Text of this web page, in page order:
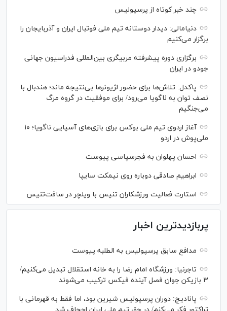
چند خبر کوتاه از پرسپولیس
دنیامالی: دیدار دوستانه تیم ملی فوتبال ایران و آذربایجان را
برگزار می‌کنیم
برگزاری دوره پیشرفته مربیگری بین‌المللی فدراسیون جهانی
جودو در ایران
پاکدل: تلاش‌ها برای حضور لژیونر‌ها بی‌نتیجه ماند؛ هندبال با
نصف توان به ناگویا می‌رود/ برای موفقیت در گروه مرگ
می‌جنگیم
آغاز اردوی تیم ملی بوکس برای بازی‌های آسیایی ناگویا؛ ۱۰
ملی‌پوش در اردو
احسان پهلوان به فجرسپاسی پیوست
ابراهیم صادقی دوباره روی نیمکت سایپا
استارت فعالیت ورزشکاران تنیس با ویلچر در سافت‌تنیس
پربازدیدترین اخبار
مدافع سابق پرسپولیس به الطلبه پیوست
تاجرنیا: ورزشگاه امام رضا را به خانه استقلال تبدیل می‌کنیم/
۳ بازیکن جوان فصل آینده فیکس ترکیب می‌شوند
پانادیچ: دوران پرسپولیس شیرین بود، اما فقط به قهرمانی با